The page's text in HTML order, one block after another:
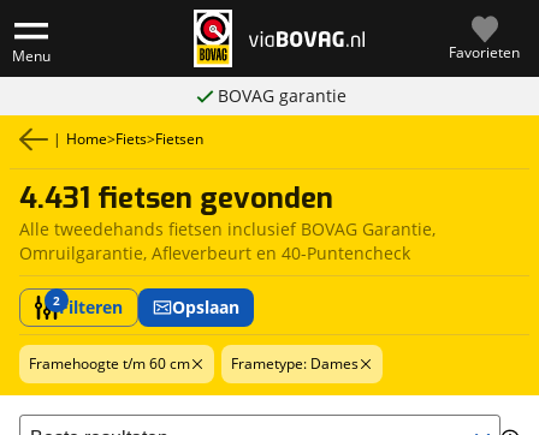
Menu Favorieten
BOVAG garantie
| Home>Fiets>Fietsen
4.431 fietsen gevonden
Alle tweedehands fietsen inclusief BOVAG Garantie,
Omruilgarantie, Afleverbeurt en 40-Puntencheck
2Filteren Opslaan
Framehoogte t/m 60 cm Frametype: Dames